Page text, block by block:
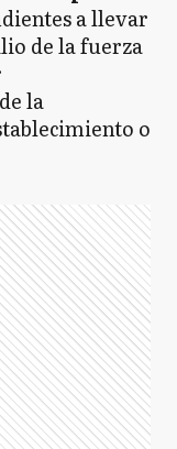
a llevar
de la fuerza
la
o